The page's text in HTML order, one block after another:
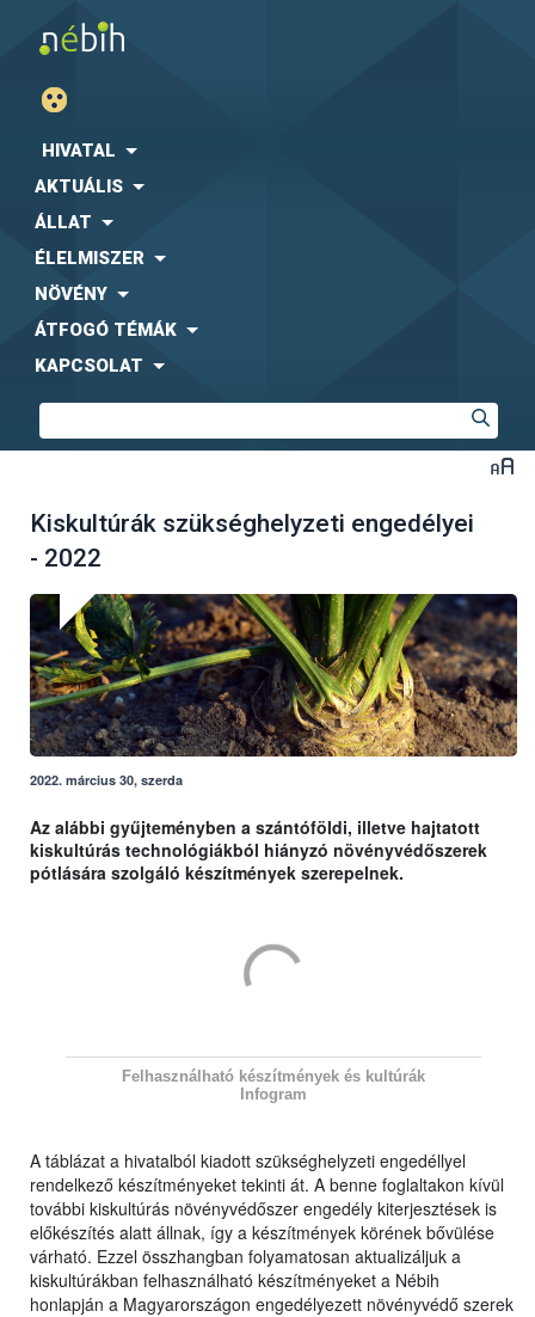
HIVATAL
AKTUÁLIS
ÁLLAT
ÉLELMISZER
NÖVÉNY
ÁTFOGÓ TÉMÁK
KAPCSOLAT
Kiskultúrák szükséghelyzeti engedélyei
- 2022
2022. március 30, szerda
Az alábbi gyűjteményben a szántóföldi, illetve hajtatott
kiskultúrás technológiákból hiányzó növényvédőszerek
pótlására szolgáló készítmények szerepelnek.
Felhasználható készítmények és kultúrák
Infogram
A táblázat a hivatalból kiadott szükséghelyzeti engedéllyel
rendelkező készítményeket tekinti át. A benne foglaltakon kívül
további kiskultúrás növényvédőszer engedély kiterjesztések is
előkészítés alatt állnak, így a készítmények körének bővülése
várható. Ezzel összhangban folyamatosan aktualizáljuk a
kiskultúrákban felhasználható készítményeket a Nébih
honlapján a Magyarországon engedélyezett növényvédő szerek